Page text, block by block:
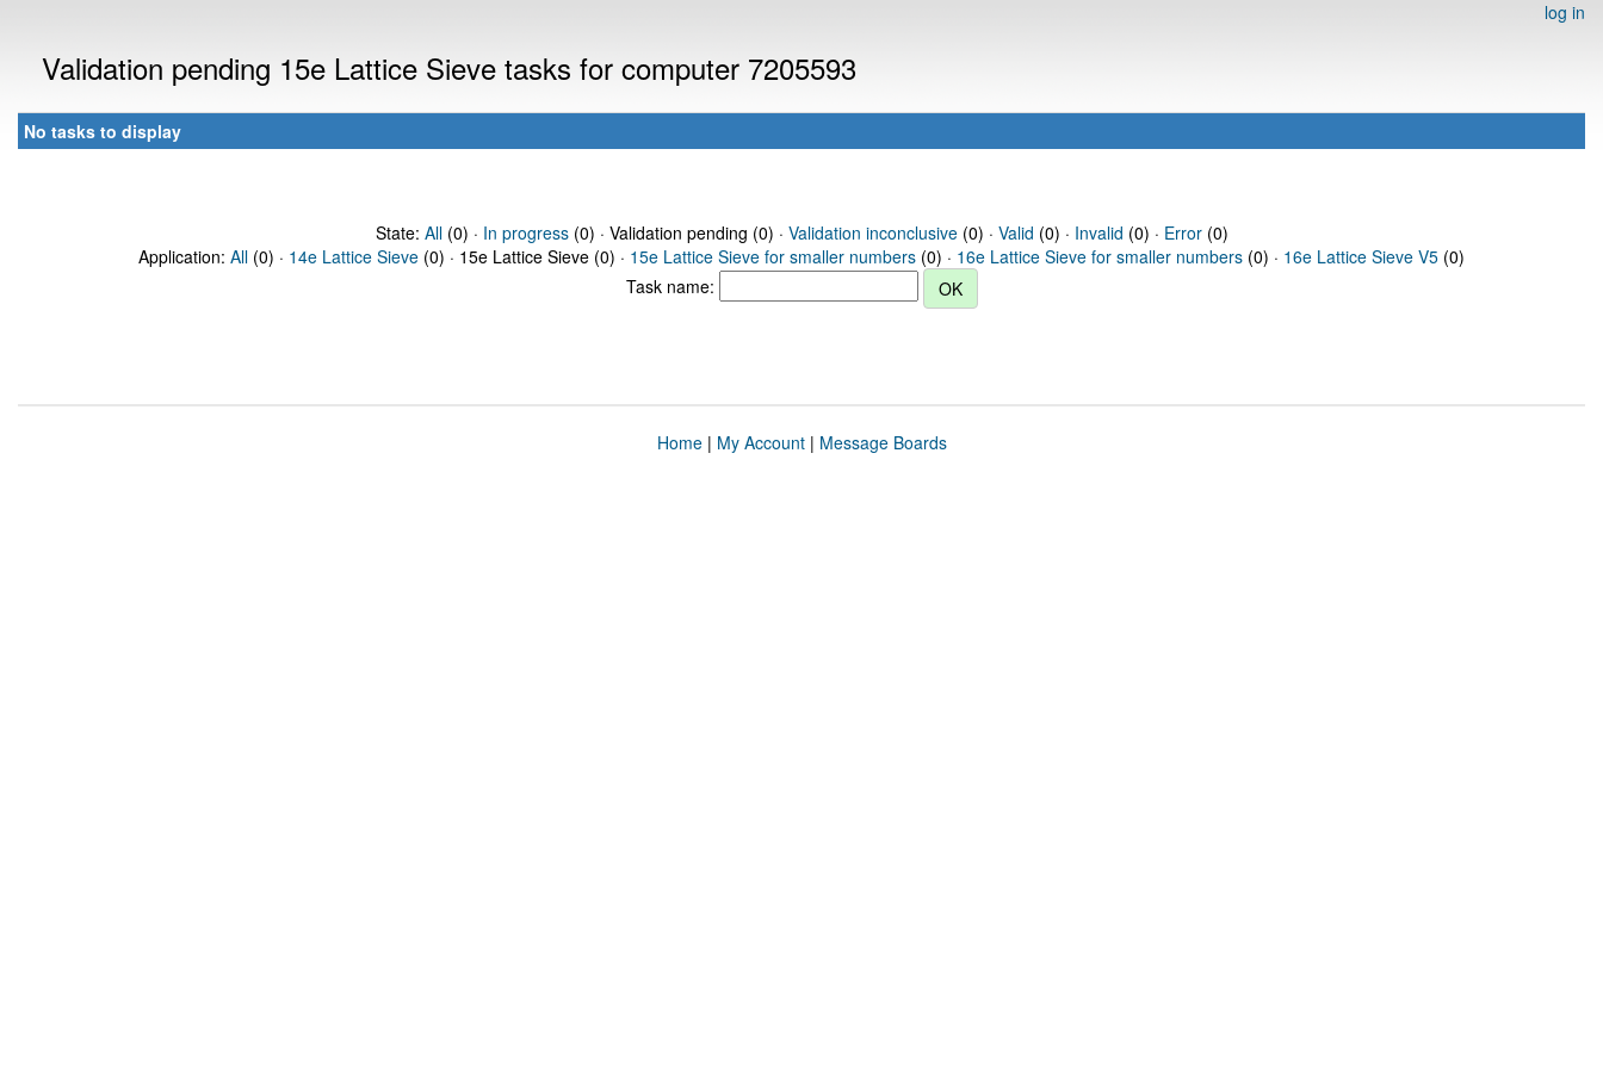
log in
Validation pending 15e Lattice Sieve tasks for computer 7205593
No tasks to display
State: All(0) · In progress(0) · Validation pending (0) · Validation inconclusive(0) · Valid (0) · Invalid (0) · Error(0)
Application: All (0) · 14e Lattice Sieve (0) · 15e Lattice Sieve (0) · 15e Lattice Sieve for smaller numbers (0) · 16e Lattice Sieve for smaller numbers (0) · 16e Lattice Sieve V5 (0)
Task name:
Home| My Account| Message Boards